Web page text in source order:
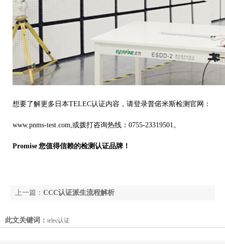
想要了解更多日本TELEC认证内容，请登录普偌米斯检测官网：
www.pnms-test.com,或拨打咨询热线： 0755-23319501。
Promise 您值得信赖的检测认证品牌！
上一篇： CCC认证派生流程解析
USB-C to Lightning授权
此文关键词： telec认证